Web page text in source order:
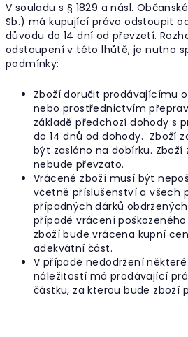
V souladu s § 1829 a násl.
Sb.) má kupující právo odstoupit
důvodu do 14 dní od převzetí.
odstoupení v této lhůtě, je nutno
podmínky:
Zboží doručit prodávajícímu
nebo prostřednictvím
základě předchozí dohody s
do 14 dnů od dohody. Zboží
být zasláno na dobírku. Zboží
nebude převzato.
Vrácené zboží musí být
včetně příslušenství a všech
případných dárků
případě vrácení
zboží bude vrácena kupní
adekvátní část.
V případě nedodržení
náležitostí má prodávající
částku, za kterou bude zboží